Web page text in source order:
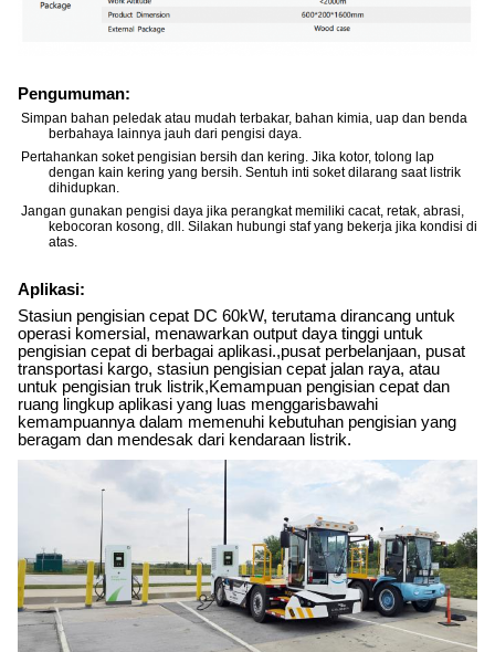
Pengumuman:
Simpan bahan peledak atau mudah terbakar, bahan kimia, uap dan benda
berbahaya lainnya jauh dari pengisi daya.
Pertahankan soket pengisian bersih dan kering. Jika kotor, tolong lap
dengan kain kering yang bersih. Sentuh inti soket dilarang saat listrik
dihidupkan.
Jangan gunakan pengisi daya jika perangkat memiliki cacat, retak, abrasi,
kebocoran kosong, dll. Silakan hubungi staf yang bekerja jika kondisi di
atas.
Aplikasi:
Stasiun pengisian cepat DC 60kW, terutama dirancang untuk
operasi komersial, menawarkan output daya tinggi untuk
pengisian cepat di berbagai aplikasi.,pusat perbelanjaan, pusat
transportasi kargo, stasiun pengisian cepat jalan raya, atau
untuk pengisian truk listrik,Kemampuan pengisian cepat dan
ruang lingkup aplikasi yang luas menggarisbawahi
kemampuannya dalam memenuhi kebutuhan pengisian yang
beragam dan mendesak dari kendaraan listrik.